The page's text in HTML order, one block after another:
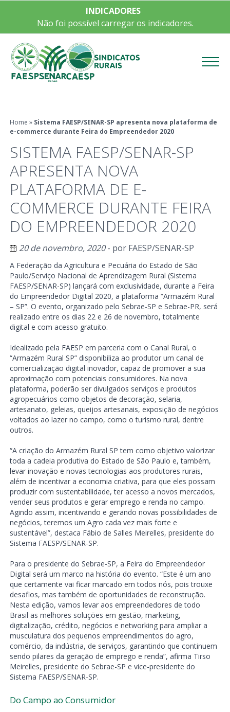
INDICADORES
Não foi possível carregar os indicadores.
Home » Sistema FAESP/SENAR-SP apresenta nova plataforma de
e-commerce durante Feira do Empreendedor 2020
SISTEMA FAESP/SENAR-SP
APRESENTA NOVA
PLATAFORMA DE E-
COMMERCE DURANTE FEIRA
DO EMPREENDEDOR 2020
20 de novembro, 2020- por FAESP/SENAR-SP
A Federação da Agricultura e Pecuária do Estado de São
Paulo/Serviço Nacional de Aprendizagem Rural (Sistema
FAESP/SENAR-SP) lançará com exclusividade, durante a Feira
do Empreendedor Digital 2020, a plataforma “Armazém Rural
– SP”. O evento, organizado pelo Sebrae-SP e Sebrae-PR, será
realizado entre os dias 22 e 26 de novembro, totalmente
digital e com acesso gratuito.
Idealizado pela FAESP em parceria com o Canal Rural, o
“Armazém Rural SP” disponibiliza ao produtor um canal de
comercialização digital inovador, capaz de promover a sua
aproximação com potenciais consumidores. Na nova
plataforma, poderão ser divulgados serviços e produtos
agropecuários como objetos de decoração, selaria,
artesanato, geleias, queijos artesanais, exposição de negócios
voltados ao lazer no campo, como o turismo rural, dentre
outros.
“A criação do Armazém Rural SP tem como objetivo valorizar
toda a cadeia produtiva do Estado de São Paulo e, também,
levar inovação e novas tecnologias aos produtores rurais,
além de incentivar a economia criativa, para que eles possam
produzir com sustentabilidade, ter acesso a novos mercados,
vender seus produtos e gerar emprego e renda no campo.
Agindo assim, incentivando e gerando novas possibilidades de
negócios, teremos um Agro cada vez mais forte e
sustentável”, destaca Fábio de Salles Meirelles, presidente do
Sistema FAESP/SENAR-SP.
Para o presidente do Sebrae-SP, a Feira do Empreendedor
Digital será um marco na história do evento. “Este é um ano
que certamente vai ficar marcado em todos nós, pois trouxe
desafios, mas também de oportunidades de reconstrução.
Nesta edição, vamos levar aos empreendedores de todo
Brasil as melhores soluções em gestão, marketing,
digitalização, crédito, negócios e networking para ampliar a
musculatura dos pequenos empreendimentos do agro,
comércio, da indústria, de serviços, garantindo que continuem
sendo pilares da geração de emprego e renda”, afirma Tirso
Meirelles, presidente do Sebrae-SP e vice-presidente do
Sistema FAESP/SENAR-SP.
Do Campo ao Consumidor